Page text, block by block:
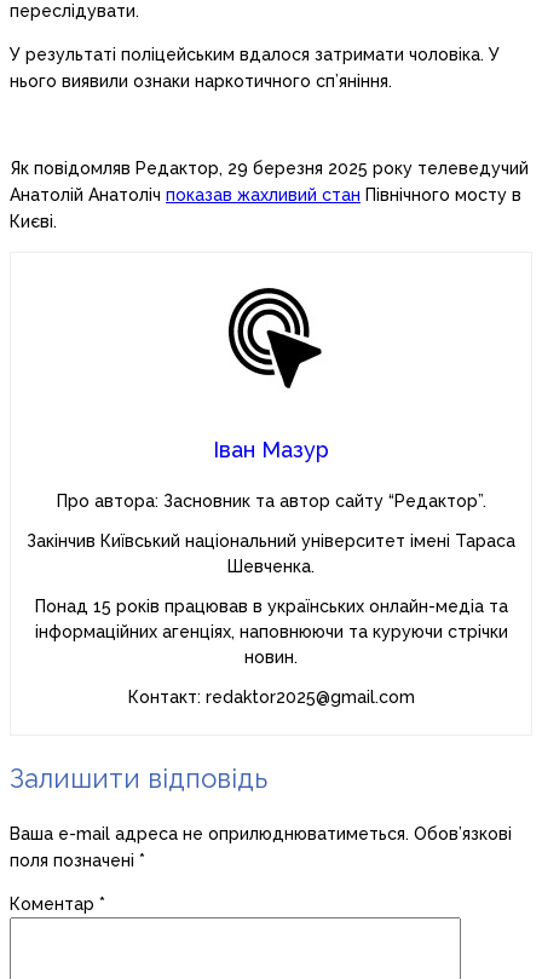
переслідувати.
У результаті поліцейським вдалося затримати чоловіка. У
нього виявили ознаки наркотичного сп’яніння.
Як повідомляв Редактор, 29 березня 2025 року телеведучий
Анатолій Анатоліч показав жахливий стан Північного мосту в
Києві.
Іван Мазур
Про автора: Засновник та автор сайту “Редактор”.
Закінчив Київський національний університет імені Тараса
Шевченка.
Понад 15 років працював в українських онлайн-медіа та
інформаційних агенціях, наповнюючи та куруючи стрічки
новин.
Контакт: redaktor2025@gmail.com
Залишити відповідь
Ваша e-mail адреса не оприлюднюватиметься. Обов’язкові
поля позначені *
Коментар *